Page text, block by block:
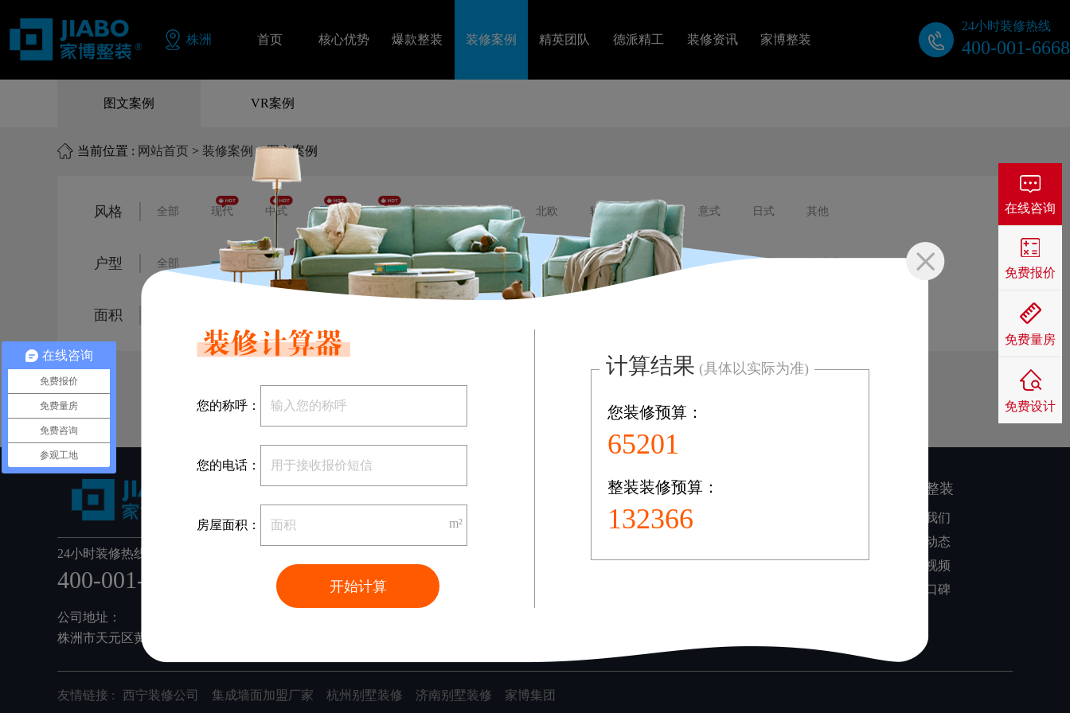
株洲 首页 核心优势 爆款整装 装修案例 精英团队 德派精工 装修资讯 家博整装
业主口碑
24小时装修热线
400-001-6668
图文案例 VR案例
当前位置 : 网站首页 > 装修案例 > 图文案例
风格 全部 现代 中式 欧式 美式 法式 混搭 北欧 轻奢 港式 意式 日式 其他
户型 全部 一居室 二居室 三居室 四居室 五居室 错层 复式 别墅 排屋
面积
24小时装修热线：
400-001-6668
公司地址：
株洲市天元区黄河南路78号家博整装(利德工业园内)
家博整装
关于我们
公司动态
装修视频
业主口碑
友情链接 : 西宁装修公司 集成墙面加盟厂家 杭州别墅装修 济南别墅装修 家博集团
您的称呼：
您的电话：
房屋面积： m²
开始计算
计算结果 (具体以实际为准)
您装修预算：
65201
整装装修预算：
132366
在线咨询
免费报价
免费量房
免费设计
在线咨询
免费报价
免费量房
免费咨询
参观工地